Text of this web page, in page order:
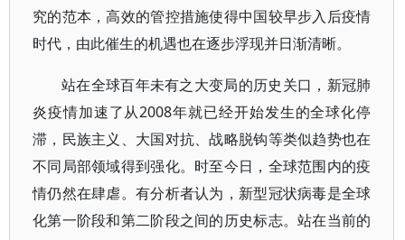
究的范本，高效的管控措施使得中国较早步入后疫情
时代，由此催生的机遇也在逐步浮现并日渐清晰。
站在全球百年未有之大变局的历史关口，新冠肺
炎疫情加速了从2008年就已经开始发生的全球化停
滞，民族主义、大国对抗、战略脱钩等类似趋势也在
不同局部领域得到强化。时至今日，全球范围内的疫
情仍然在肆虐。有分析者认为，新型冠状病毒是全球
化第一阶段和第二阶段之间的历史标志。站在当前的